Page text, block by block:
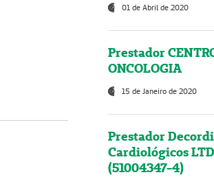
01 de Abril de 2020
Prestador
ONCOLOGIA
15 de Janeiro de 2020
Prestador
Cardiológicos
(51004347-4)